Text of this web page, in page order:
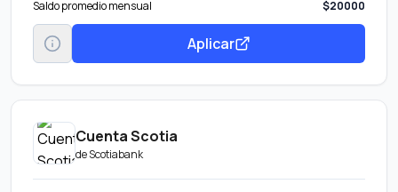
Saldo promedio mensual
$20000
Aplicar
Cuenta Scotia
deScotiabank